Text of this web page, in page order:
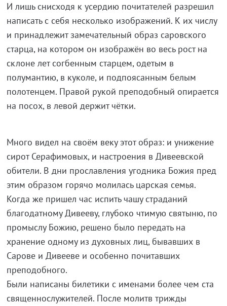
И лишь снисходя к усердию почитателей разрешил
написать с себя несколько изображений. К их числу
и принадлежит замечательный образ саровского
старца, на котором он изображён во весь рост на
склоне лет согбенным старцем, одетым в
полумантию, в куколе, и подпоясанным белым
полотенцем. Правой рукой преподобный опирается
на посох, в левой держит чётки.
Много видел на своём веку этот образ: и унижение
сирот Серафимовых, и настроения в Дивеевской
обители. В дни прославления угодника Божия пред
этим образом горячо молилась царская семья.
Когда же пришел час испить чашу страданий
благодатному Дивееву, глубоко чтимую святыню, по
промыслу Божию, решено было передать на
хранение одному из духовных лиц, бывавших в
Сарове и Дивееве и особенно почитавших
преподобного.
Были написаны билетики с именами более чем ста
священнослужителей. После молитв трижды